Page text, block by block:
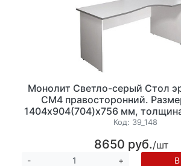
Монолит Светло-серый Стол
СМ4 правосторонний.
1404х904(704)х756 мм,
22 мм.
Код: 39_148
8650 руб./шт
- +